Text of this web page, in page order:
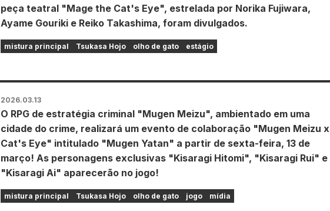
peça teatral "Mage the Cat's Eye", estrelada por Norika Fujiwara,
Ayame Gouriki e Reiko Takashima, foram divulgados.
mistura principal Tsukasa Hojo olho de gato estágio
2026.03.13
O RPG de estratégia criminal "Mugen Meizu", ambientado em uma
cidade do crime, realizará um evento de colaboração "Mugen Meizu x
Cat's Eye" intitulado "Mugen Yatan" a partir de sexta-feira, 13 de
março! As personagens exclusivas "Kisaragi Hitomi", "Kisaragi Rui" e
"Kisaragi Ai" aparecerão no jogo!
mistura principal Tsukasa Hojo olho de gato jogo mídia